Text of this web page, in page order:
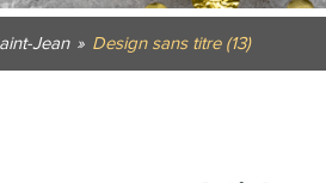
Jean » Design sans titre (13)